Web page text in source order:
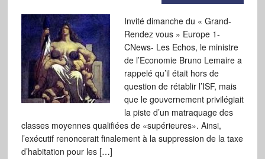
Invité dimanche du « Grand-
Rendez vous » Europe 1-
CNews- Les Echos, le ministre
de l’Economie Bruno Lemaire a
rappelé qu’il était hors de
question de rétablir l’ISF, mais
que le gouvernement privilégiait
la piste d’un matraquage des
classes moyennes qualifiées de «supérieures». Ainsi,
l’exécutif renoncerait finalement à la suppression de la taxe
d’habitation pour les […]